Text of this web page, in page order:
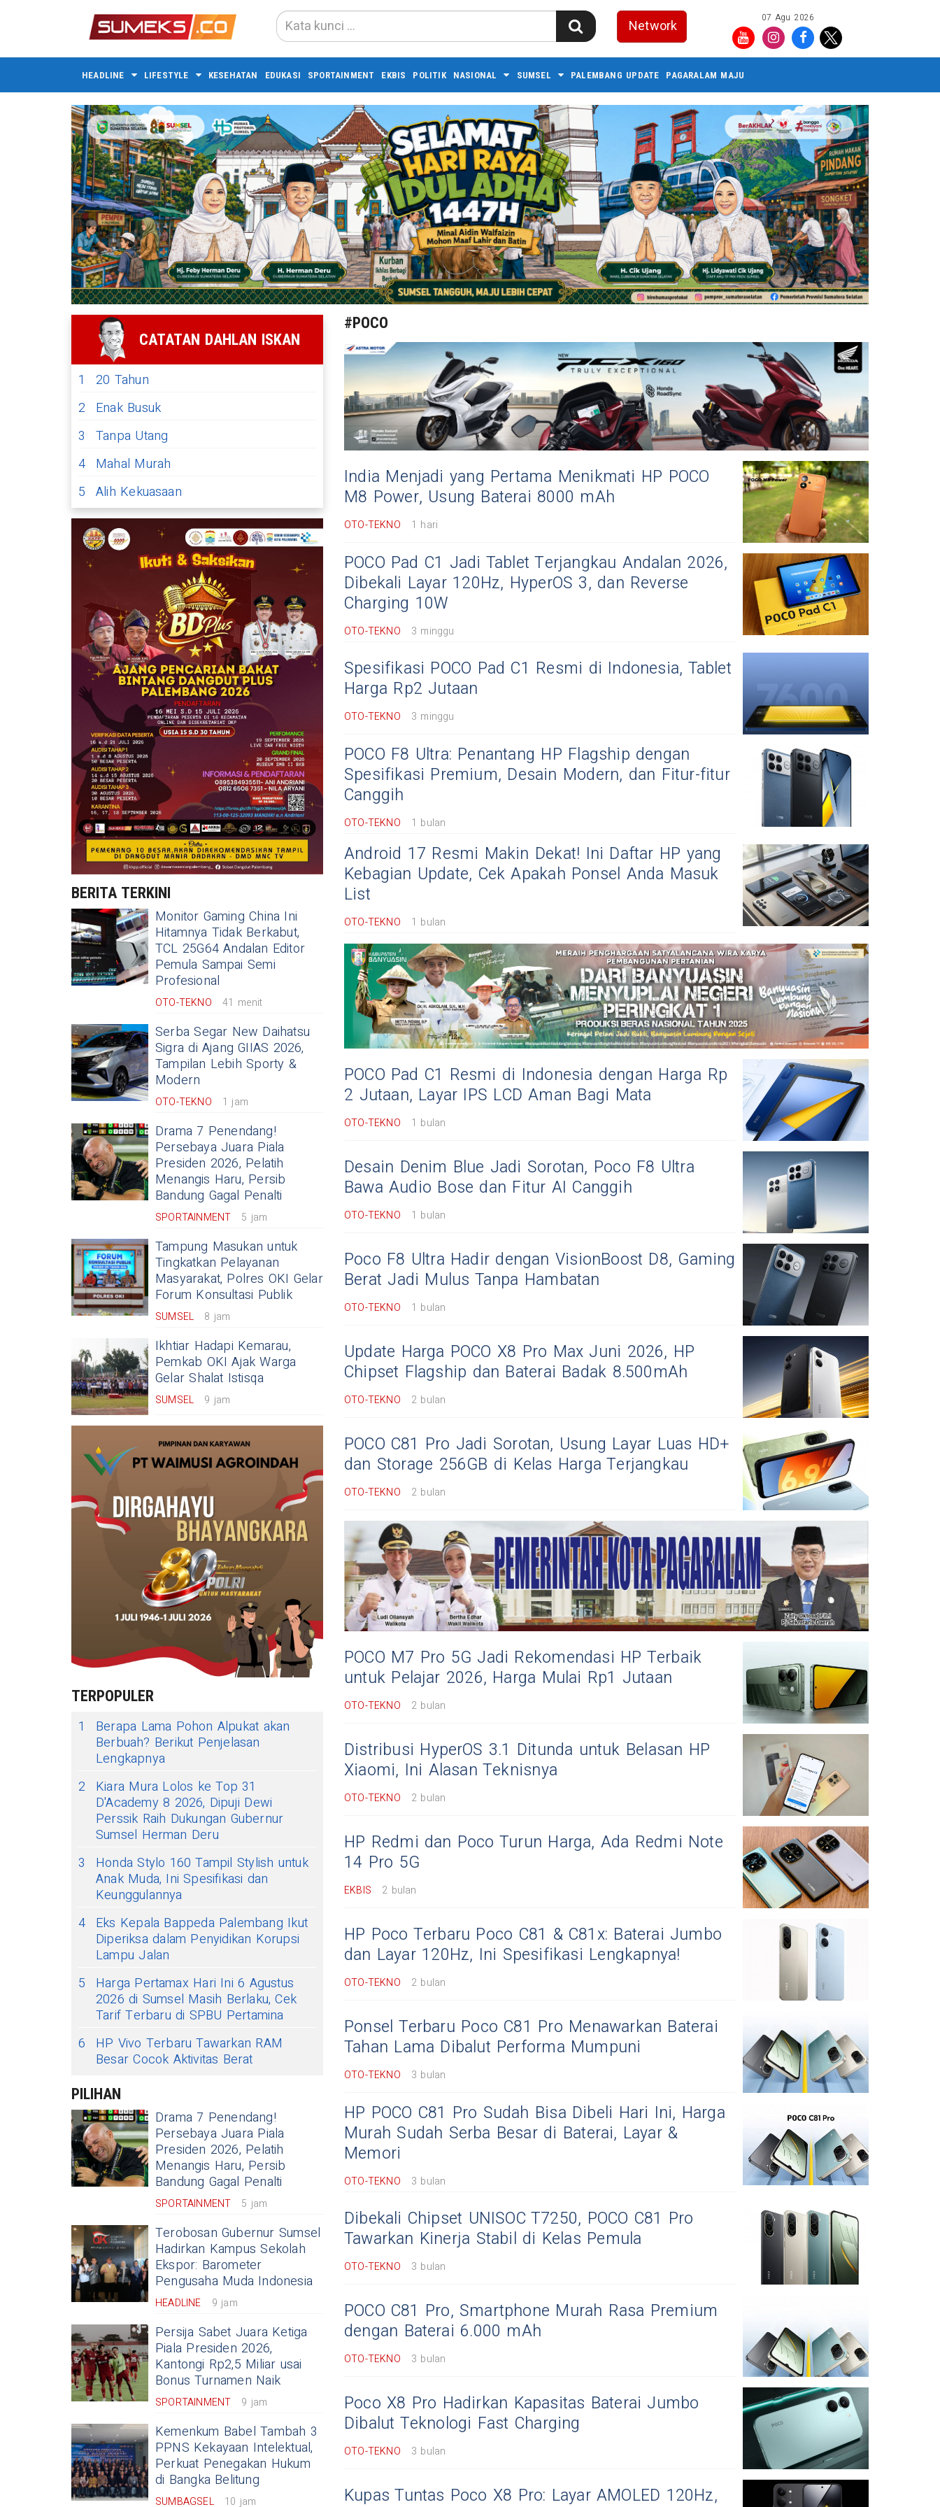
Network 07 Agu 2026
HEADLINE LIFESTYLE KESEHATAN EDUKASI SPORTAINMENT EKBIS POLITIK NASIONAL SUMSEL PALEMBANG UPDATE PAGARALAM MAJU
CATATAN DAHLAN ISKAN
1
20 Tahun
2
Enak Busuk
3
Tanpa Utang
4 Mahal Murah
5 Alih Kekuasaan
BERITA TERKINI
Monitor Gaming China Ini
Hitamnya Tidak Berkabut,
TCL 25G64 Andalan Editor
Pemula Sampai Semi
Profesional
OTO-TEKNO 41 menit
Serba Segar New Daihatsu
Sigra di Ajang GIIAS 2026,
Tampilan Lebih Sporty &
Modern
OTO-TEKNO 1 jam
Drama 7 Penendang!
Persebaya Juara Piala
Presiden 2026, Pelatih
Menangis Haru, Persib
Bandung Gagal Penalti
SPORTAINMENT 5 jam
Tampung Masukan untuk
Tingkatkan Pelayanan
Masyarakat, Polres OKI Gelar
Forum Konsultasi Publik
SUMSEL 8 jam
Ikhtiar Hadapi Kemarau,
Pemkab OKI Ajak Warga
Gelar Shalat Istisqa
SUMSEL 9 jam
TERPOPULER
1
Berapa Lama Pohon Alpukat akan
Berbuah? Berikut Penjelasan
Lengkapnya
2
Kiara Mura Lolos ke Top 31
D'Academy 8 2026, Dipuji Dewi
Perssik Raih Dukungan Gubernur
Sumsel Herman Deru
3
Honda Stylo 160 Tampil Stylish untuk
Anak Muda, Ini Spesifikasi dan
Keunggulannya
4 Eks Kepala Bappeda Palembang Ikut
Diperiksa dalam Penyidikan Korupsi
Lampu Jalan
5
Harga Pertamax Hari Ini 6 Agustus
2026 di Sumsel Masih Berlaku, Cek
Tarif Terbaru di SPBU Pertamina
6
HP Vivo Terbaru Tawarkan RAM
Besar Cocok Aktivitas Berat
PILIHAN
Drama 7 Penendang!
Persebaya Juara Piala
Presiden 2026, Pelatih
Menangis Haru, Persib
Bandung Gagal Penalti
SPORTAINMENT 5 jam
Terobosan Gubernur Sumsel
Hadirkan Kampus Sekolah
Ekspor: Barometer
Pengusaha Muda Indonesia
HEADLINE 9 jam
Persija Sabet Juara Ketiga
Piala Presiden 2026,
Kantongi Rp2,5 Miliar usai
Bonus Turnamen Naik
SPORTAINMENT 9 jam
Kemenkum Babel Tambah 3
PPNS Kekayaan Intelektual,
Perkuat Penegakan Hukum
di Bangka Belitung
SUMBAGSEL 10 jam
#POCO
India Menjadi yang Pertama Menikmati HP POCO
M8 Power, Usung Baterai 8000 mAh
OTO-TEKNO 1 hari
POCO Pad C1 Jadi Tablet Terjangkau Andalan 2026,
Dibekali Layar 120Hz, HyperOS 3, dan Reverse
Charging 10W
OTO-TEKNO 3 minggu
Spesifikasi POCO Pad C1 Resmi di Indonesia, Tablet
Harga Rp2 Jutaan
OTO-TEKNO 3 minggu
POCO F8 Ultra: Penantang HP Flagship dengan
Spesifikasi Premium, Desain Modern, dan Fitur-fitur
Canggih
OTO-TEKNO 1 bulan
Android 17 Resmi Makin Dekat! Ini Daftar HP yang
Kebagian Update, Cek Apakah Ponsel Anda Masuk
List
OTO-TEKNO 1 bulan
POCO Pad C1 Resmi di Indonesia dengan Harga Rp
2 Jutaan, Layar IPS LCD Aman Bagi Mata
OTO-TEKNO 1 bulan
Desain Denim Blue Jadi Sorotan, Poco F8 Ultra
Bawa Audio Bose dan Fitur AI Canggih
OTO-TEKNO 1 bulan
Poco F8 Ultra Hadir dengan VisionBoost D8, Gaming
Berat Jadi Mulus Tanpa Hambatan
OTO-TEKNO 1 bulan
Update Harga POCO X8 Pro Max Juni 2026, HP
Chipset Flagship dan Baterai Badak 8.500mAh
OTO-TEKNO 2 bulan
POCO C81 Pro Jadi Sorotan, Usung Layar Luas HD+
dan Storage 256GB di Kelas Harga Terjangkau
OTO-TEKNO 2 bulan
POCO M7 Pro 5G Jadi Rekomendasi HP Terbaik
untuk Pelajar 2026, Harga Mulai Rp1 Jutaan
OTO-TEKNO 2 bulan
Distribusi HyperOS 3.1 Ditunda untuk Belasan HP
Xiaomi, Ini Alasan Teknisnya
OTO-TEKNO 2 bulan
HP Redmi dan Poco Turun Harga, Ada Redmi Note
14 Pro 5G
EKBIS 2 bulan
HP Poco Terbaru Poco C81 & C81x: Baterai Jumbo
dan Layar 120Hz, Ini Spesifikasi Lengkapnya!
OTO-TEKNO 2 bulan
Ponsel Terbaru Poco C81 Pro Menawarkan Baterai
Tahan Lama Dibalut Performa Mumpuni
OTO-TEKNO 3 bulan
HP POCO C81 Pro Sudah Bisa Dibeli Hari Ini, Harga
Murah Sudah Serba Besar di Baterai, Layar &
Memori
OTO-TEKNO 3 bulan
Dibekali Chipset UNISOC T7250, POCO C81 Pro
Tawarkan Kinerja Stabil di Kelas Pemula
OTO-TEKNO 3 bulan
POCO C81 Pro, Smartphone Murah Rasa Premium
dengan Baterai 6.000 mAh
OTO-TEKNO 3 bulan
Poco X8 Pro Hadirkan Kapasitas Baterai Jumbo
Dibalut Teknologi Fast Charging
OTO-TEKNO 3 bulan
Kupas Tuntas Poco X8 Pro: Layar AMOLED 120Hz,